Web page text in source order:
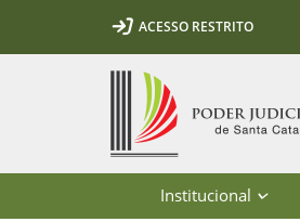
Ir para o conteúdo
Ir para a ferramenta de
Ir para o menu principal
Ir para a pesquisa
Ir para o rodapé
Ir para a página inicialACESSO RESTRITO
Institucional